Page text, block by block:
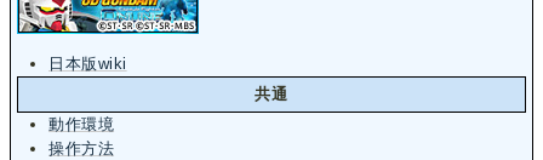
日本版wiki
共通
動作環境
操作方法